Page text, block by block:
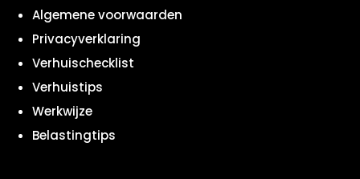
Algemene voorwaarden
Privacyverklaring
Verhuischecklist
Verhuistips
Werkwijze
Belastingtips